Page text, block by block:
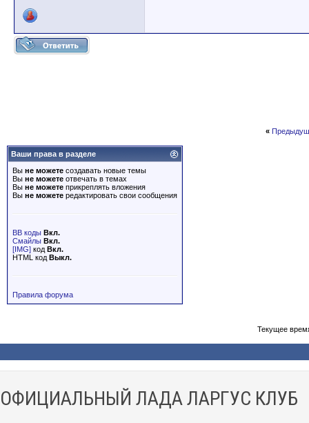
«
Ваши права в разделе
Вы не можете создавать новые темы
Вы не можете отвечать в темах
Вы не можете прикреплять вложения
Вы не можете редактировать свои сообщения
BB коды Вкл.
Смайлы Вкл.
[IMG] код Вкл.
HTML код Выкл.
Правила форума
Текущее
ОФИЦИАЛЬНЫЙ ЛАДА ЛАРГУС КЛУБ